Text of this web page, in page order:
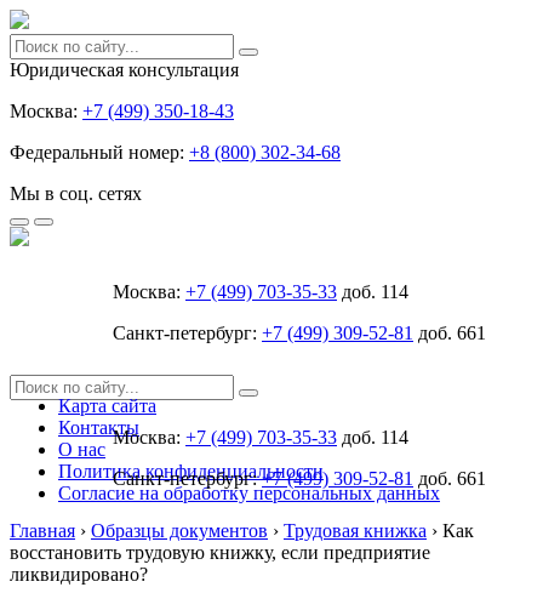
Юридическая консультация
Москва: +7 (499) 350-18-43
Федеральный номер: +8 (800) 302-34-68
Мы в соц. сетях
Москва: +7 (499) 703-35-33 доб. 114
Санкт-петербург: +7 (499) 309-52-81 доб. 661
Карта сайта
Контакты
О нас
Политика конфиденциальности
Согласие на обработку персональных данных
Москва: +7 (499) 703-35-33 доб. 114
Санкт-петербург: +7 (499) 309-52-81 доб. 661
Главная › Образцы документов › Трудовая книжка › Как
восстановить трудовую книжку, если предприятие
ликвидировано?